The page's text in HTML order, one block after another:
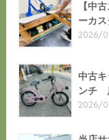
【中
ーカス
2026/
中古
ンチ
2026/